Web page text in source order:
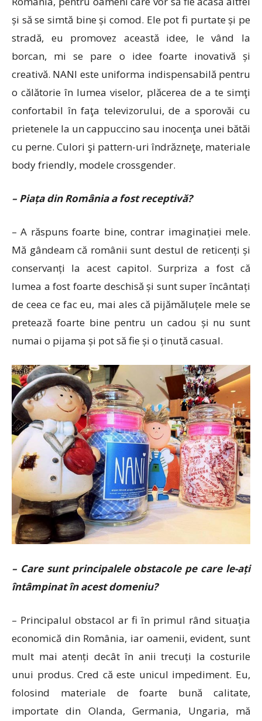
și să se simtă bine și comod. Ele pot fi purtate și pe
stradă, eu promovez această idee, le vând la
borcan, mi se pare o idee foarte inovativă și
creativă. NANI este uniforma indispensabilă pentru
o călătorie în lumea viselor, plăcerea de a te simţi
confortabil în faţa televizorului, de a sporovăi cu
prietenele la un cappuccino sau inocenţa unei bătăi
cu perne. Culori şi pattern-uri îndrăzneţe, materiale
body friendly, modele crossgender.
– Piața din România a fost receptivă?
– A răspuns foarte bine, contrar imaginației mele.
Mă gândeam că românii sunt destul de reticenți și
conservanți la acest capitol. Surpriza a fost că
lumea a fost foarte deschisă și sunt super încântați
de ceea ce fac eu, mai ales că pijămăluțele mele se
pretează foarte bine pentru un cadou și nu sunt
numai o pijama și pot să fie și o ținută casual.
– Care sunt principalele obstacole pe care le-ați
întâmpinat în acest domeniu?
– Principalul obstacol ar fi în primul rând situația
economică din România, iar oamenii, evident, sunt
mult mai atenți decât în anii trecuți la costurile
unui produs. Cred că este unicul impediment. Eu,
folosind materiale de foarte bună calitate,
importate din Olanda, Germania, Ungaria, mă